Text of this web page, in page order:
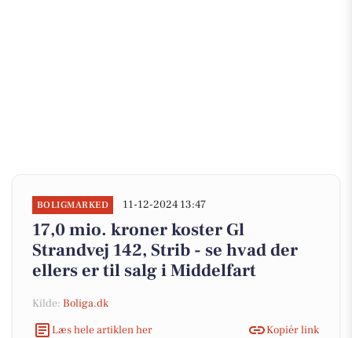
BOLIGMARKED 11-12-2024 13:47
17,0 mio. kroner koster Gl
Strandvej 142, Strib - se hvad der
ellers er til salg i Middelfart
Kilde: Boliga.dk
Læs hele artiklen her
Kopiér link